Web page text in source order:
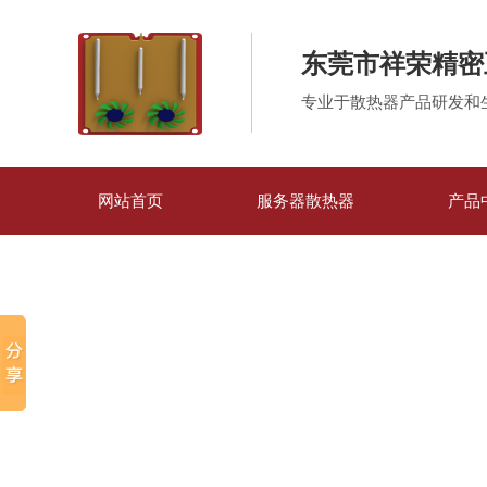
东莞市祥荣精
专业于散热器产品研发和
网站首页 服务器散热器 产品